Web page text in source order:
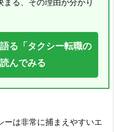
る、その理由が分かり
る「タクシー転職の
んでみる
ーは非常に捕まえやすいエ